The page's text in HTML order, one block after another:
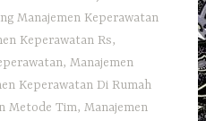
Manajemen Keperawatan
Keperawatan Rs,
,Manajemen
Keperawatan Di Rumah
Metode Tim,Manajemen